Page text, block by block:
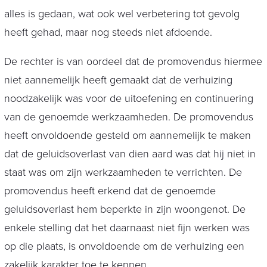
alles is gedaan, wat ook wel verbetering tot gevolg
heeft gehad, maar nog steeds niet afdoende.
De rechter is van oordeel dat de promovendus hiermee
niet aannemelijk heeft gemaakt dat de verhuizing
noodzakelijk was voor de uitoefening en continuering
van de genoemde werkzaamheden. De promovendus
heeft onvoldoende gesteld om aannemelijk te maken
dat de geluidsoverlast van dien aard was dat hij niet in
staat was om zijn werkzaamheden te verrichten. De
promovendus heeft erkend dat de genoemde
geluidsoverlast hem beperkte in zijn woongenot. De
enkele stelling dat het daarnaast niet fijn werken was
op die plaats, is onvoldoende om de verhuizing een